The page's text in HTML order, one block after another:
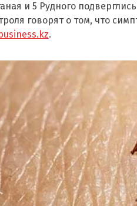
и 5 Рудного
говорят о том, что
.